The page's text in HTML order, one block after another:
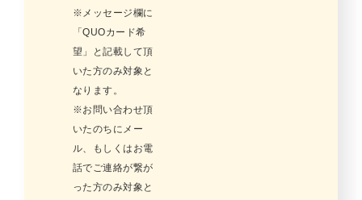
※メッセージ欄に
「QUOカード希
望」と記載して頂
いた方のみ対象と
なります。
※お問い合わせ頂
いたのちにメー
ル、もしくはお電
話でご連絡が繋が
った方のみ対象と